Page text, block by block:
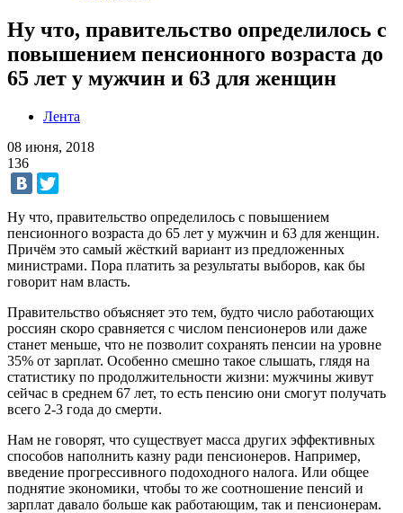
Ну что, правительство определилось с
повышением пенсионного возраста до
65 лет у мужчин и 63 для женщин
Лента
08 июня, 2018
136
Ну что, правительство определилось с повышением
пенсионного возраста до 65 лет у мужчин и 63 для женщин.
Причём это самый жёсткий вариант из предложенных
министрами. Пора платить за результаты выборов, как бы
говорит нам власть.
Правительство объясняет это тем, будто число работающих
россиян скоро сравняется с числом пенсионеров или даже
станет меньше, что не позволит сохранять пенсии на уровне
35% от зарплат. Особенно смешно такое слышать, глядя на
статистику по продолжительности жизни: мужчины живут
сейчас в среднем 67 лет, то есть пенсию они смогут получать
всего 2-3 года до смерти.
Нам не говорят, что существует масса других эффективных
способов наполнить казну ради пенсионеров. Например,
введение прогрессивного подоходного налога. Или общее
поднятие экономики, чтобы то же соотношение пенсий и
зарплат давало больше как работающим, так и пенсионерам.